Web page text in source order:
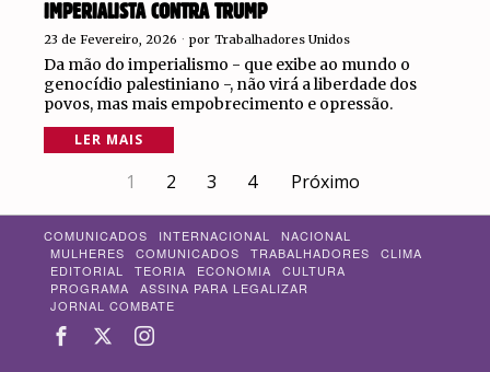
IMPERIALISTA CONTRA TRUMP
23 de Fevereiro, 2026 por Trabalhadores Unidos
Da mão do imperialismo - que exibe ao mundo o
genocídio palestiniano -, não virá a liberdade dos
povos, mas mais empobrecimento e opressão.
LER MAIS
1 2 3 4 Próximo
COMUNICADOS INTERNACIONAL
NACIONAL
MULHERES
COMUNICADOS TRABALHADORES
CLIMA
EDITORIAL
TEORIA ECONOMIA
CULTURA
PROGRAMA
ASSINA PARA LEGALIZAR
JORNAL COMBATE